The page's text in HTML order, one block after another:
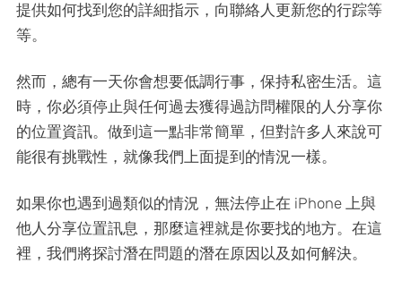
提供如何找到您的詳細指示，向聯絡人更新您的行踪等
等。
然而，總有一天你會想要低調行事，保持私密生活。這
時，你必須停止與任何過去獲得過訪問權限的人分享你
的位置資訊。做到這一點非常簡單，但對許多人來說可
能很有挑戰性，就像我們上面提到的情況一樣。
如果你也遇到過類似的情況，無法停止在 iPhone 上與
他人分享位置訊息，那麼這裡就是你要找的地方。在這
裡，我們將探討潛在問題的潛在原因以及如何解決。